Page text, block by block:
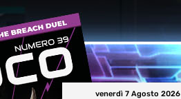
venerdì 7 Agosto 2026